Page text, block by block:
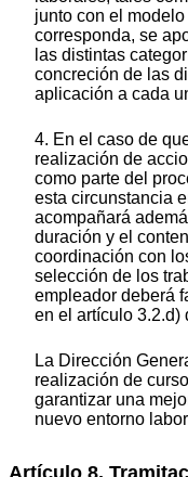
junto con el
corresponda, se
las distintas
concreción de las
aplicación a cada
4. En el caso de
realización de
como parte del
esta circunstancia
acompañará
duración y el
coordinación con
selección de los
empleador deberá
en el artículo 3.2.d)
La Dirección
realización de
garantizar una
nuevo entorno
Artículo 8.